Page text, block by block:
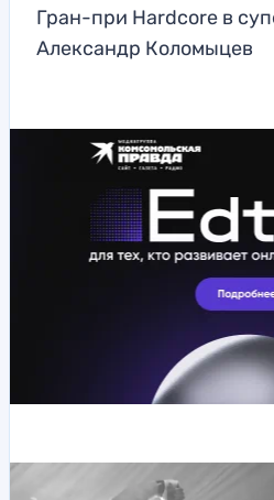
Гран-при Hardcore в
Александр Коломыцев